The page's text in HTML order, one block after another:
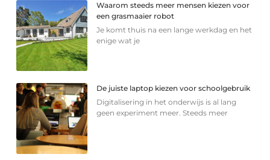
Waarom steeds meer mensen kiezen voor
een grasmaaier robot
Je komt thuis na een lange werkdag en het
enige wat je
De juiste laptop kiezen voor schoolgebruik
Digitalisering in het onderwijs is al lang
geen experiment meer. Steeds meer